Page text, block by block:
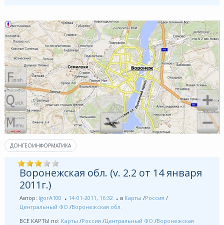
ДОНГЕОИНФОРМАТИКА
Воронежская обл. (v. 2.2 от 14 января
2011г.)
Автор: IgorA100 14-01-2011, 16:32 в Карты /Россия /
Центральный ФО /Воронежская обл.
ВСЕ КАРТЫ по: Карты /Россия /Центральный ФО /Воронежская